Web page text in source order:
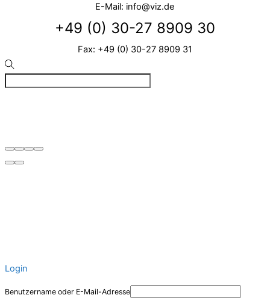
E-Mail: info@viz.de
+49 (0) 30-27 8909 30
Fax: +49 (0) 30-27 8909 31
Login
Benutzername oder E-Mail-Adresse